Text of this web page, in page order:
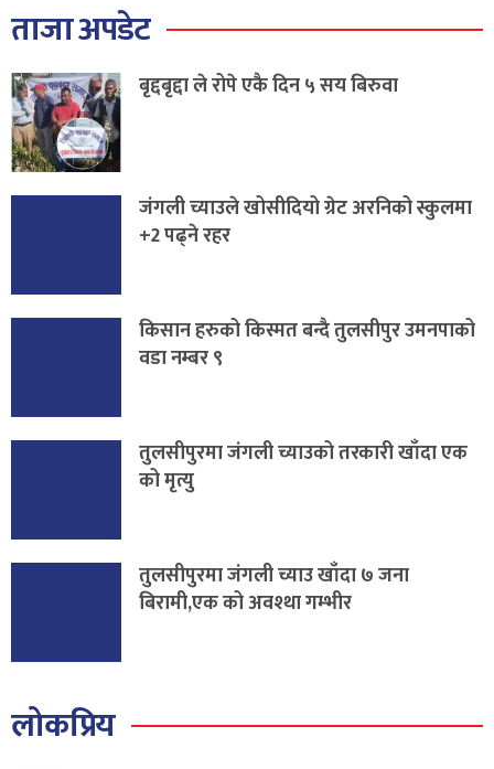
ताजा अपडेट
बृद्दबृद्दा ले रोपे एकै दिन ५ सय बिरुवा
जंगली च्याउले खोसीदियो ग्रेट अरनिको स्कुलमा
+2 पढ्ने रहर
किसान हरुको किस्मत बन्दै तुलसीपुर उमनपाको
वडा नम्बर ९
तुलसीपुरमा जंगली च्याउको तरकारी खाँदा एक
को मृत्यु
तुलसीपुरमा जंगली च्याउ खाँदा ७ जना
बिरामी,एक को अवश्था गम्भीर
लोकप्रिय